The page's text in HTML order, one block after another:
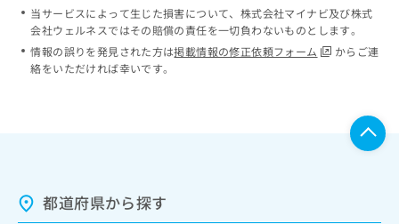
当サービスによって生じた損害について、株式会社マイナビ及び株式
会社ウェルネスではその賠償の責任を一切負わないものとします。
情報の誤りを発見された方は掲載情報の修正依頼フォーム
からご連
絡をいただければ幸いです。
都道府県から探す